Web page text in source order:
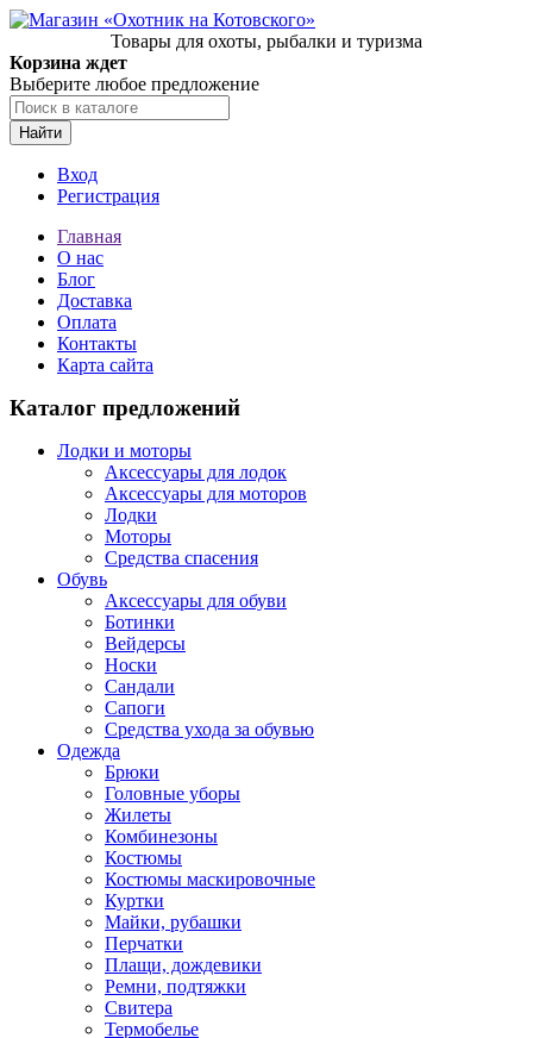
Товары для охоты, рыбалки и туризма
Корзина ждет
Выберите любое предложение
Найти
Вход
Регистрация
Главная
О нас
Блог
Доставка
Оплата
Контакты
Карта сайта
Каталог предложений
Лодки и моторы
Аксессуары для лодок
Аксессуары для моторов
Лодки
Моторы
Средства спасения
Обувь
Аксессуары для обуви
Ботинки
Вейдерсы
Носки
Сандали
Сапоги
Средства ухода за обувью
Одежда
Брюки
Головные уборы
Жилеты
Комбинезоны
Костюмы
Костюмы маскировочные
Куртки
Майки, рубашки
Перчатки
Плащи, дождевики
Ремни, подтяжки
Свитера
Термобелье